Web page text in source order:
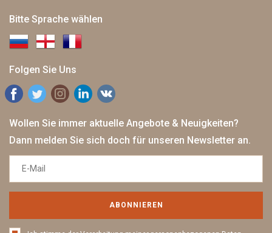
Bitte Sprache wählen
Folgen Sie Uns
Wollen Sie immer aktuelle Angebote & Neuigkeiten?
Dann melden Sie sich doch für unseren Newsletter an.
ABONNIEREN